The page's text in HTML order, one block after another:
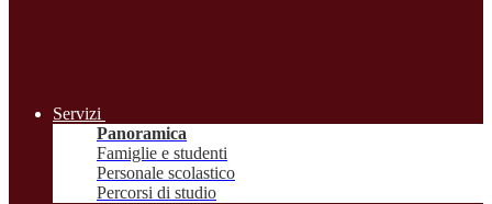
Servizi
Panoramica
Famiglie e studenti
Personale scolastico
Percorsi di studio